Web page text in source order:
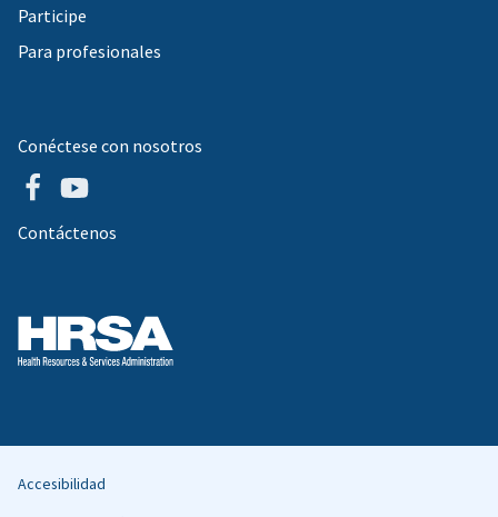
Participe
Para profesionales
Conéctese con nosotros
Contáctenos
Accesibilidad